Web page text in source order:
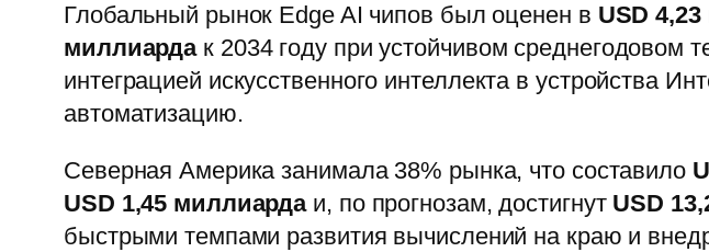
Глобальный рынок Edge AI чипов был оценен в USD
миллиардак 2034 году при устойчивом среднегодовом
интеграцией искусственного интеллекта в
автоматизацию.
Северная Америка занимала 38% рынка, что составило
USD 1,45 миллиардаи, по прогнозам, достигнут USD
быстрыми темпами развития вычислений на краю и